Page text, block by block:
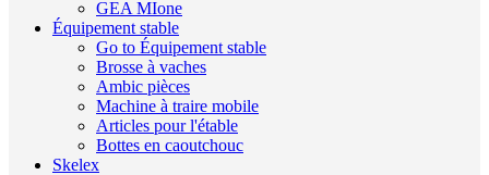
GEA MIone
Équipement stable
Go to Équipement stable
Brosse à vaches
Ambic pièces
Machine à traire mobile
Articles pour l'étable
Bottes en caoutchouc
Skelex